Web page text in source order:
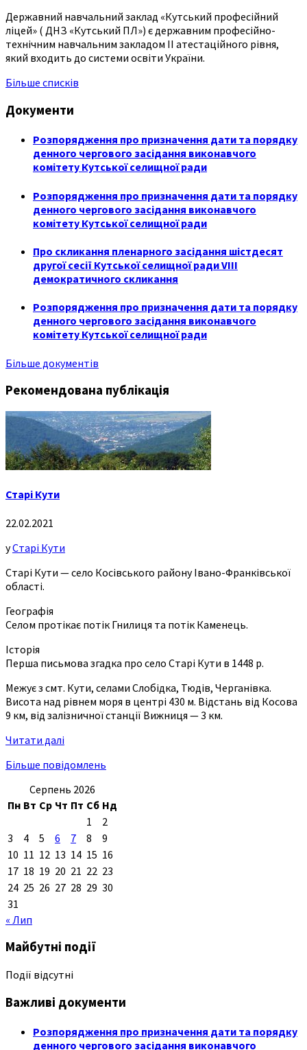
Державний навчальний заклад «Кутський професійний
ліцей» ( ДНЗ «Кутський ПЛ») є державним професійно-
технічним навчальним закладом ІІ атестаційного рівня,
який входить до системи освіти України.
Більше списків
Документи
Розпорядження про призначення дати та порядку
денного чергового засідання виконавчого
комітету Кутської селищної ради
Розпорядження про призначення дати та порядку
денного чергового засідання виконавчого
комітету Кутської селищної ради
Про скликання пленарного засідання шістдесят
другої сесії Кутської селищної ради VIII
демократичного скликання
Розпорядження про призначення дати та порядку
денного чергового засідання виконавчого
комітету Кутської селищної ради
Більше документів
Рекомендована публікація
Старі Кути
22.02.2021
уСтарі Кути
Старі Кути — село Косівського району Івано-Франківської
області.
Географія
Селом протікає потік Гнилиця та потік Каменець.
Історія
Перша письмова згадка про село Старі Кути в 1448 р.
Межує з смт. Кути, селами Слобідка, Тюдів, Черганівка.
Висота над рівнем моря в центрі 430 м. Відстань від Косова
9 км, від залізничної станції Вижниця — 3 км.
Читати далі
Більше повідомлень
Серпень 2026
Пн Вт Ср Чт Пт Сб Нд
1
2
3
4 5 6 7 8
9
10 11 12 13 14 15 16
17 18 19 20 21 22 23
24 25 26 27 28 29 30
31
« Лип
Майбутні події
Події відсутні
Важливі документи
Розпорядження про призначення дати та порядку
денного чергового засідання виконавчого